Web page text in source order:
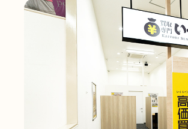
無 料